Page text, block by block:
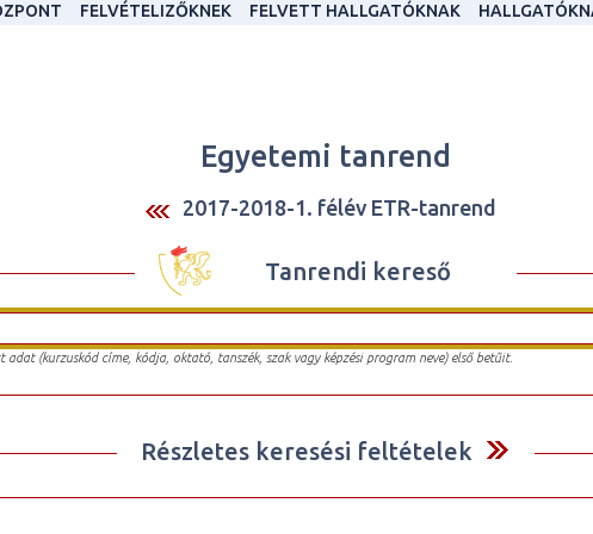
FELVÉTELIZŐKNEK FELVETT HALLGATÓKNAK
Egyetemi tanrend
2017-2018-1. félév ETR-tanrend
Tanrendi kereső
adat (kurzuskód címe, kódja, oktató, tanszék, szak vagy képzési program neve) első betűit.
Részletes keresési feltételek